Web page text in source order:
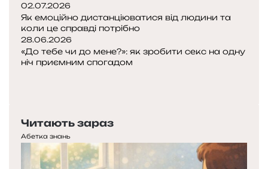
02.07.2026
Як емоційно дистанціюватися від людини та
коли це справді потрібно
28.06.2026
«До тебе чи до мене?»: як зробити секс на одну
ніч приємним спогадом
Читають зараз
Абетка знань